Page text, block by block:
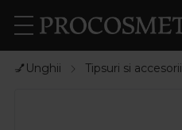
💅Unghii Tipsuri si accesorii